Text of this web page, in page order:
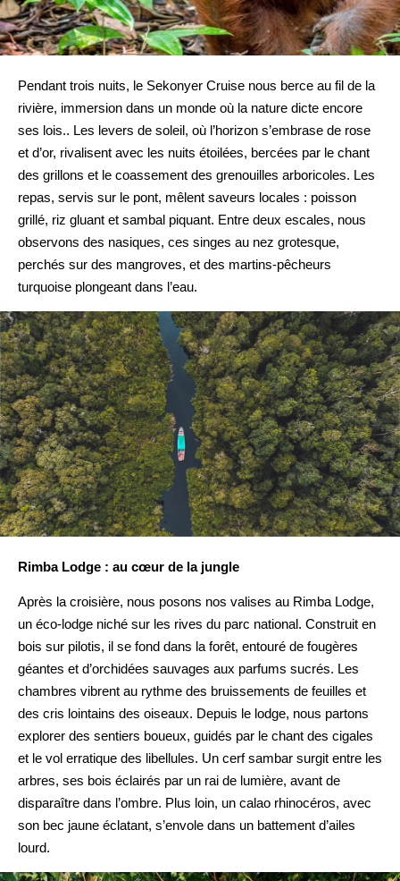
Pendant trois nuits, le Sekonyer Cruise nous berce au fil de la
rivière, immersion dans un monde où la nature dicte encore
ses lois.. Les levers de soleil, où l’horizon s’embrase de rose
et d’or, rivalisent avec les nuits étoilées, bercées par le chant
des grillons et le coassement des grenouilles arboricoles. Les
repas, servis sur le pont, mêlent saveurs locales : poisson
grillé, riz gluant et sambal piquant. Entre deux escales, nous
observons des nasiques, ces singes au nez grotesque,
perchés sur des mangroves, et des martins-pêcheurs
turquoise plongeant dans l’eau.
Rimba Lodge : au cœur de la jungle
Après la croisière, nous posons nos valises au Rimba Lodge,
un éco-lodge niché sur les rives du parc national. Construit en
bois sur pilotis, il se fond dans la forêt, entouré de fougères
géantes et d’orchidées sauvages aux parfums sucrés. Les
chambres vibrent au rythme des bruissements de feuilles et
des cris lointains des oiseaux. Depuis le lodge, nous partons
explorer des sentiers boueux, guidés par le chant des cigales
et le vol erratique des libellules. Un cerf sambar surgit entre les
arbres, ses bois éclairés par un rai de lumière, avant de
disparaître dans l’ombre. Plus loin, un calao rhinocéros, avec
son bec jaune éclatant, s’envole dans un battement d’ailes
lourd.